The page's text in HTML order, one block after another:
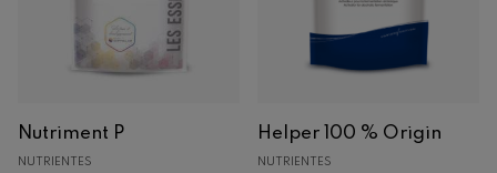
Nutriment P
NUTRIENTES
Helper 100 % Origin
NUTRIENTES
Análise
Maquinaria